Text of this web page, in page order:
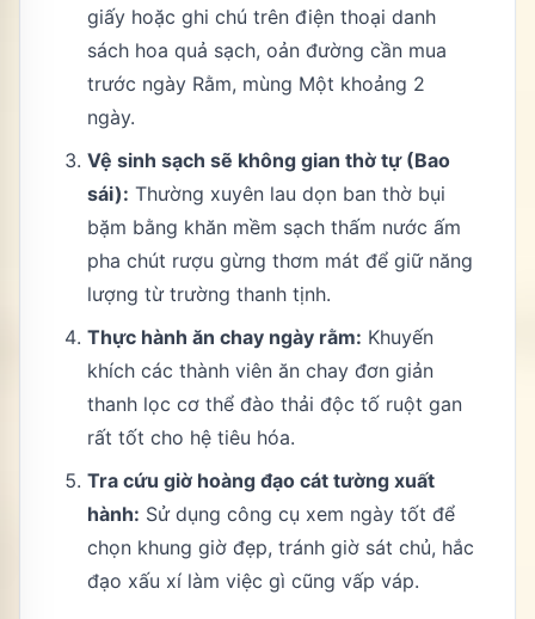
giấy hoặc ghi chú trên điện thoại danh
sách hoa quả sạch, oản đường cần mua
trước ngày Rằm, mùng Một khoảng 2
ngày.
Vệ sinh sạch sẽ không gian thờ tự (Bao
sái): Thường xuyên lau dọn ban thờ bụi
bặm bằng khăn mềm sạch thấm nước ấm
pha chút rượu gừng thơm mát để giữ năng
lượng từ trường thanh tịnh.
Thực hành ăn chay ngày rằm: Khuyến
khích các thành viên ăn chay đơn giản
thanh lọc cơ thể đào thải độc tố ruột gan
rất tốt cho hệ tiêu hóa.
Tra cứu giờ hoàng đạo cát tường xuất
hành: Sử dụng công cụ xem ngày tốt để
chọn khung giờ đẹp, tránh giờ sát chủ, hắc
đạo xấu xí làm việc gì cũng vấp váp.